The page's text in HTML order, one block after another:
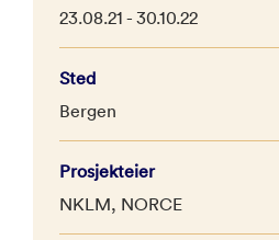
23.08.21 - 30.10.22
Sted
Bergen
Prosjekteier
NKLM, NORCE